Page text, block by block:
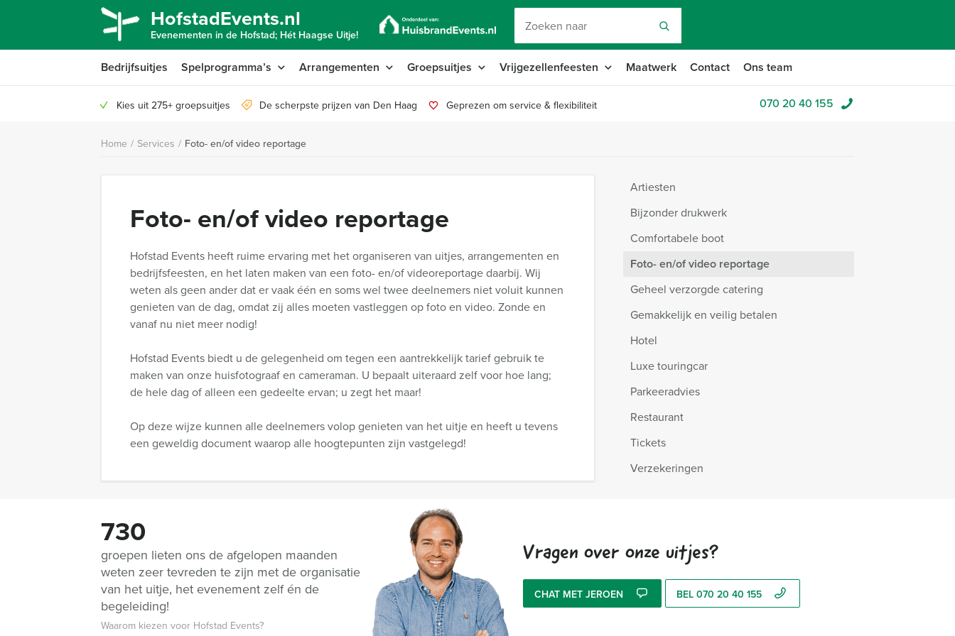
HofstadEvents.nl
Evenementen in de Hofstad; Hét Haagse Uitje!
Bedrijfsuitjes Spelprogramma’s Arrangementen Groepsuitjes Vrijgezellenfeesten Maatwerk Contact Ons team
Kies uit 275+ groepsuitjes De scherpste prijzen van Den Haag Geprezen om service & flexibiliteit 070 20 40 155
Home / Services / Foto- en/of video reportage
Foto- en/of video reportage
Hofstad Events heeft ruime ervaring met het organiseren van uitjes, arrangementen en
bedrijfsfeesten, en het laten maken van een foto- en/of videoreportage daarbij. Wij
weten als geen ander dat er vaak één en soms wel twee deelnemers niet voluit kunnen
genieten van de dag, omdat zij alles moeten vastleggen op foto en video. Zonde en
vanaf nu niet meer nodig!
Hofstad Events biedt u de gelegenheid om tegen een aantrekkelijk tarief gebruik te
maken van onze huisfotograaf en cameraman. U bepaalt uiteraard zelf voor hoe lang;
de hele dag of alleen een gedeelte ervan; u zegt het maar!
Op deze wijze kunnen alle deelnemers volop genieten van het uitje en heeft u tevens
een geweldig document waarop alle hoogtepunten zijn vastgelegd!
Artiesten
Bijzonder drukwerk
Comfortabele boot
Foto- en/of video reportage
Geheel verzorgde catering
Gemakkelijk en veilig betalen
Hotel
Luxe touringcar
Parkeeradvies
Restaurant
Tickets
Verzekeringen
730
groepen lieten ons de afgelopen maanden
weten zeer tevreden te zijn met de organisatie
van het uitje, het evenement zelf én de
begeleiding!
Waarom kiezen voor Hofstad Events?
Vragen over onze uitjes?
CHAT MET JEROEN BEL 070 20 40 155